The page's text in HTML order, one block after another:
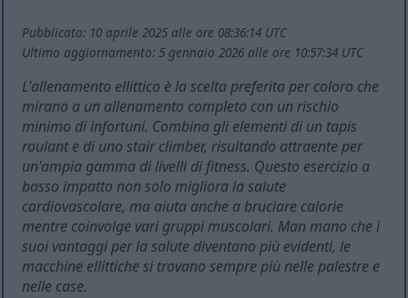
Pubblicato: 10 aprile 2025 alle ore 08:36:14 UTC
Ultimo aggiornamento: 5 gennaio 2026 alle ore 10:57:34 UTC
L'allenamento ellittico è la scelta preferita per coloro che
mirano a un allenamento completo con un rischio
minimo di infortuni. Combina gli elementi di un tapis
roulant e di uno stair climber, risultando attraente per
un'ampia gamma di livelli di fitness. Questo esercizio a
basso impatto non solo migliora la salute
cardiovascolare, ma aiuta anche a bruciare calorie
mentre coinvolge vari gruppi muscolari. Man mano che i
suoi vantaggi per la salute diventano più evidenti, le
macchine ellittiche si trovano sempre più nelle palestre e
nelle case.